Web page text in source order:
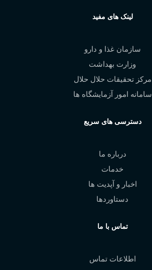
لینک های مفید
سازمان غذا و دارو
وزارت بهداشت
مرکز تحقیقات حلال حلال
سامانه امور آزمایشگاه ها
دسترسی های سریع
درباره ما
خدمات
اخبار و آپدیت ها
دستاوردها
تماس با ما
اطلاعات تماس